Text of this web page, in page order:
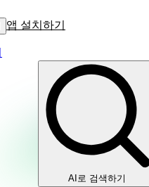
앱 설치하기
AI로 검색하기